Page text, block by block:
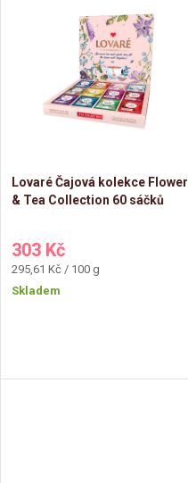
Lovaré Čajová kolekce Flower
& Tea Collection 60 sáčků
303 Kč
Měrná
cena:
295,61 Kč / 100 g
Skladem